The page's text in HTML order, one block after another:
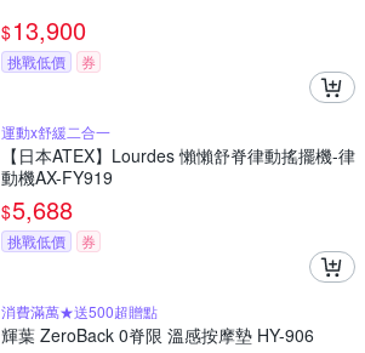
$13,900
挑戰低價 券
運動x舒緩二合一
【日本ATEX】Lourdes 懶懶舒脊律動搖擺機-律
動機AX-FY919
$5,688
挑戰低價 券
消費滿萬★送500超贈點
輝葉 ZeroBack 0脊限 溫感按摩墊 HY-906